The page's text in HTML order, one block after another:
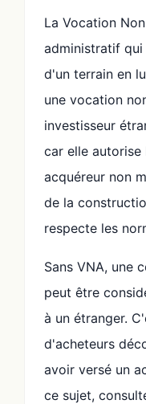
La Vocation
administratif
d'un terrain en
une vocation
investisseur
car elle autorise
acquéreur non
de la
respecte les
Sans VNA, une
peut être
à un étranger.
d'acheteurs
avoir versé un
ce sujet,